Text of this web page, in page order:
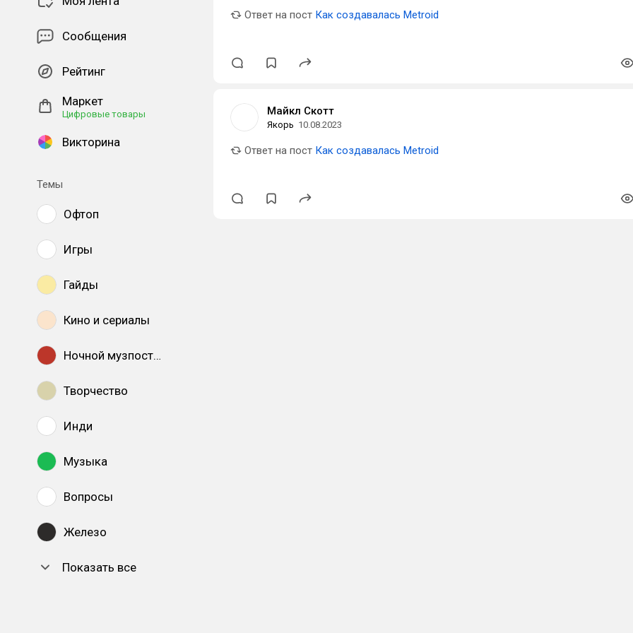
Сообщения
Рейтинг
Маркет
Цифровые товары
Викторина
Темы
Офтоп
Игры
Гайды
Кино и сериалы
Ночной музпостинг
Творчество
Инди
Музыка
Вопросы
Железо
Показать все
Ответ на пост Как создавалась Metroid
Майкл Скотт
Якорь 10.08.2023
Ответ на пост Как создавалась Metroid